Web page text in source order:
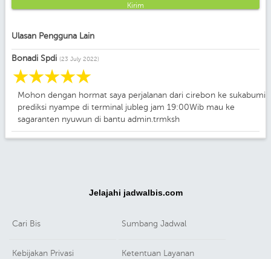
Kirim
Ulasan Pengguna Lain
Bonadi Spdi (23 July 2022)
☆
☆
☆
☆
☆
Mohon dengan hormat saya perjalanan dari cirebon ke sukabumi
prediksi nyampe di terminal jubleg jam 19:00Wib mau ke
sagaranten nyuwun di bantu admin.trmksh
Jelajahi jadwalbis.com
Cari Bis Sumbang Jadwal
Kebijakan Privasi Ketentuan Layanan